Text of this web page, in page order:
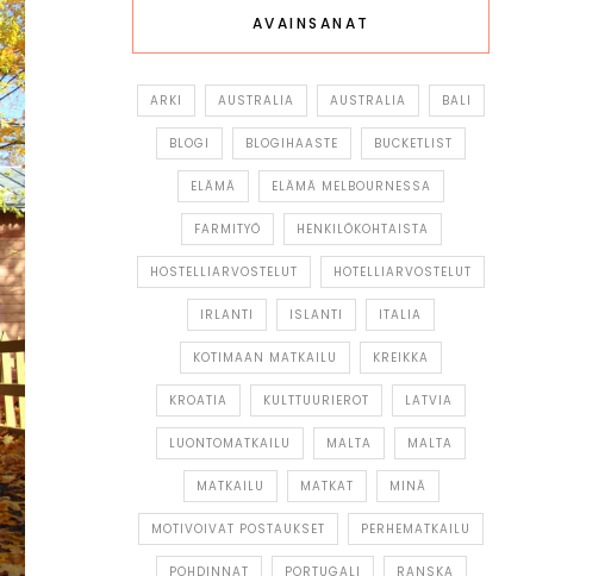
AVAINSANAT
ARKI AUSTRALIA AUSTRALIA BALI
BLOGI BLOGIHAASTE BUCKETLIST
ELÄMÄ ELÄMÄ MELBOURNESSA
FARMITYÖ HENKILÖKOHTAISTA
HOSTELLIARVOSTELUT HOTELLIARVOSTELUT
IRLANTI ISLANTI ITALIA
KOTIMAAN MATKAILU KREIKKA
KROATIA KULTTUURIEROT LATVIA
LUONTOMATKAILU MALTA MALTA
MATKAILU MATKAT MINÄ
MOTIVOIVAT POSTAUKSET PERHEMATKAILU
POHDINNAT PORTUGALI RANSKA